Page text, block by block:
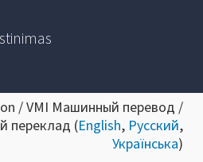
/ VMI Машинный перевод /
переклад (English, Русский,
Українська)